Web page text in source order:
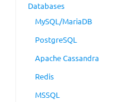
Databases
MySQL/MariaDB
PostgreSQL
Apache Cassandra
Redis
MSSQL